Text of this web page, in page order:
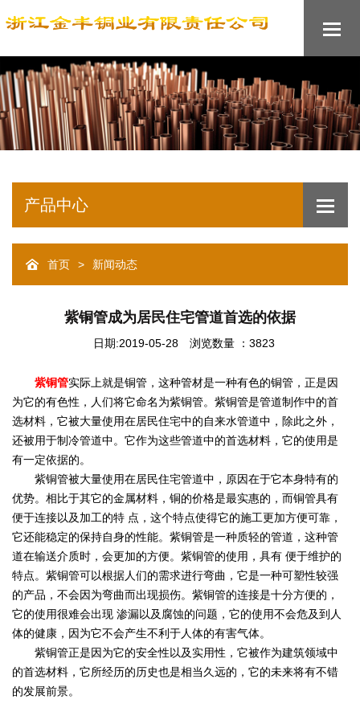
产品中心
首页 > 新闻动态
紫铜管成为居民住宅管道首选的依据
日期:2019-05-28 浏览数量 ：3823
紫铜管实际上就是铜管，这种管材是一种有色的铜管，正是因
为它的有色性，人们将它命名为紫铜管。紫铜管是管道制作中的首
选材料，它被大量使用在居民住宅中的自来水管道中，除此之外，
还被用于制冷管道中。它作为这些管道中的首选材料，它的使用是
有一定依据的。
紫铜管被大量使用在居民住宅管道中，原因在于它本身特有的
优势。相比于其它的金属材料，铜的价格是最实惠的，而铜管具有
便于连接以及加工的特 点，这个特点使得它的施工更加方便可靠，
它还能稳定的保持自身的性能。紫铜管是一种质轻的管道，这种管
道在输送介质时，会更加的方便。紫铜管的使用，具有 便于维护的
特点。紫铜管可以根据人们的需求进行弯曲，它是一种可塑性较强
的产品，不会因为弯曲而出现损伤。紫铜管的连接是十分方便的，
它的使用很难会出现 渗漏以及腐蚀的问题，它的使用不会危及到人
体的健康，因为它不会产生不利于人体的有害气体。
紫铜管正是因为它的安全性以及实用性，它被作为建筑领域中
的首选材料，它所经历的历史也是相当久远的，它的未来将有不错
的发展前景。